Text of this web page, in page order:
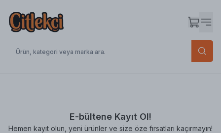
E-bültene Kayıt Ol!
Hemen kayıt olun, yeni ürünler ve size öze fırsatları kaçırmayın!